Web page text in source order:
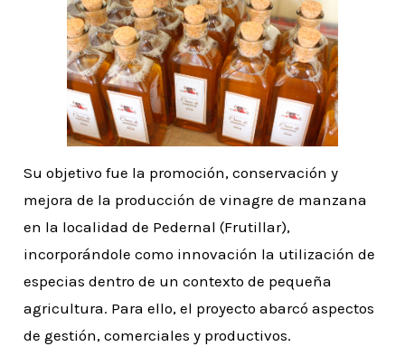
Su objetivo fue la promoción, conservación y
mejora de la producción de vinagre de manzana
en la localidad de Pedernal (Frutillar),
incorporándole como innovación la utilización de
especias dentro de un contexto de pequeña
agricultura. Para ello, el proyecto abarcó aspectos
de gestión, comerciales y productivos.